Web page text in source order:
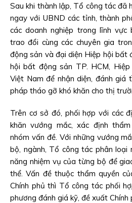
Sau khi thành lập, Tổ công tác đã
ngay với UBND các tỉnh, thành
các doanh nghiệp trong lĩnh vực
trao đổi cùng các chuyên gia
động sản và đại diện Hiệp hội bất
hội bất động sản TP. HCM,
Việt Nam để nhận diện, đánh giá
pháp tháo gỡ khó khăn cho thị
Trên cơ sở đó, phối hợp với các
khăn vướng mắc, xác định
nhóm vấn đề. Với những vướng
bộ, ngành, Tổ công tác phân loại
năng nhiệm vụ của từng bộ để
thể. Vấn đề thuộc thẩm quyền
Chính phủ thì Tổ công tác phối
phương đánh giá kỹ, đề xuất